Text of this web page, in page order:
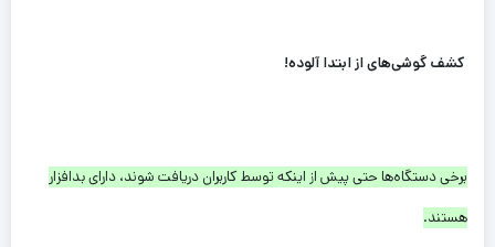
کشف گوشی‌های از ابتدا آلوده!
برخی دستگاه‌ها حتی پیش از اینکه توسط کاربران دریافت شوند، دارای بدافزار
هستند.